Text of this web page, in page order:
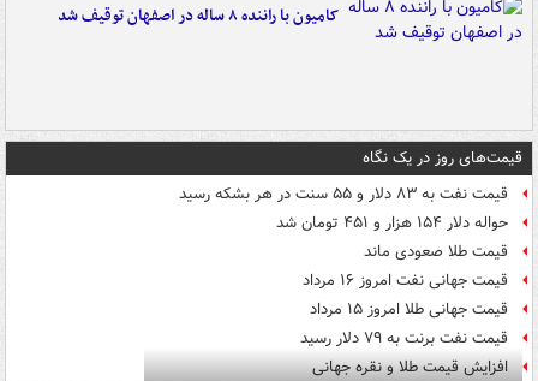
کامیون با راننده ۸ ساله در اصفهان توقیف شد
قیمت‌های روز در یک نگاه
قیمت نفت به ۸۳ دلار و ۵۵ سنت در هر بشکه رسید
حواله دلار ۱۵۴ هزار و ۴۵۱ تومان شد
قیمت طلا صعودی ماند
قیمت جهانی نفت امروز ۱۶ مرداد
قیمت جهانی طلا امروز ۱۵ مرداد
قیمت نفت برنت به ۷۹ دلار رسید
افزایش قیمت طلا و نقره جهانی